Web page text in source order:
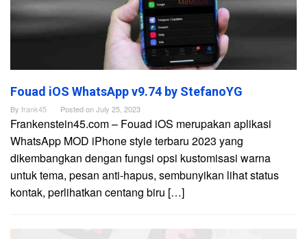
Fouad iOS WhatsApp v9.74 by StefanoYG
By frank45 Posted onJuly 25, 2023
Frankenstein45.com – Fouad iOS merupakan aplikasi
WhatsApp MOD iPhone style terbaru 2023 yang
dikembangkan dengan fungsi opsi kustomisasi warna
untuk tema, pesan anti-hapus, sembunyikan lihat status
kontak, perlihatkan centang biru […]